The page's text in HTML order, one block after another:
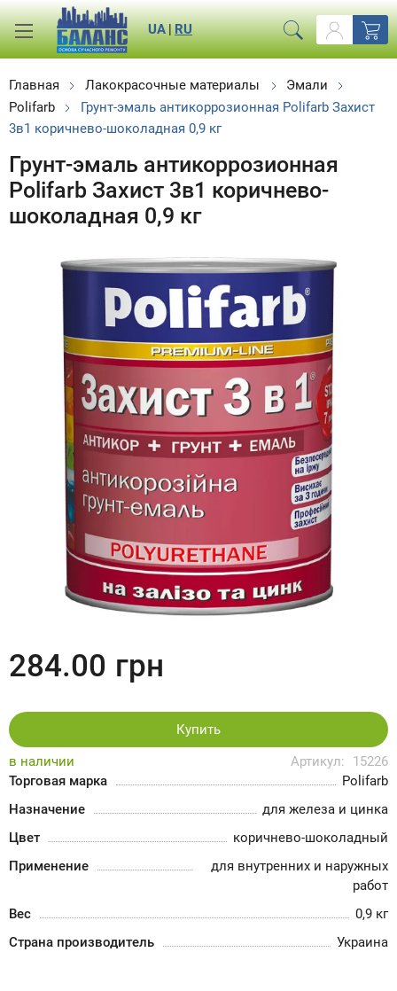
RU
|
UA
Главная Лакокрасочные материалы
Эмали
Polifarb
Грунт-эмаль антикоррозионная Polifarb Захист
3в1 коричнево-шоколадная 0,9 кг
Грунт-эмаль антикоррозионная
Polifarb Захист 3в1 коричнево-
шоколадная 0,9 кг
в наличии Артикул:
15226
Торговая марка
Polifarb
Назначение
для железа и цинка
Цвет
коричнево-шоколадный
Применение
для внутренних и наружных
работ
Вес
0,9 кг
Страна производитель
Украина
284.00 грн
Купить